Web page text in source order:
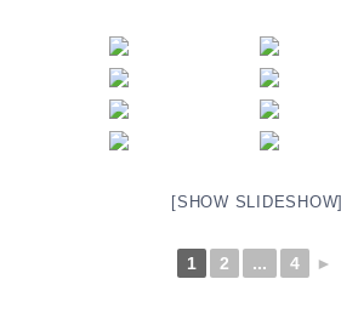
[SHOW SLIDESHOW]
1 2 ... 4 ►